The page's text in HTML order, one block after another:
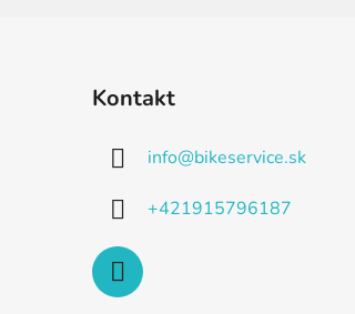
Kontakt
info@bikeservice.sk
+421915796187